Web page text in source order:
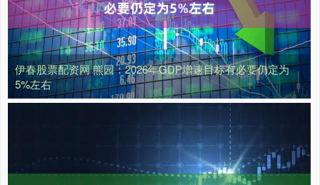
伊春股票配资网 熊园：2026年GDP增速目标有必要仍定为
5%左右